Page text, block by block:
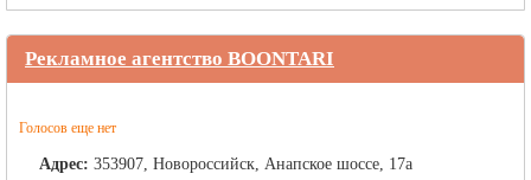
Рекламное агентство BOONTARI
Голосов еще нет
Адрес: 353907, Новороссийск, Анапское шоссе, 17а